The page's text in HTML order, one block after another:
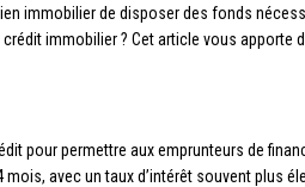
immobilier de disposer des fonds
immobilier ? Cet article vous apporte
pour permettre aux emprunteurs de
avec un taux d’intérêt souvent plus